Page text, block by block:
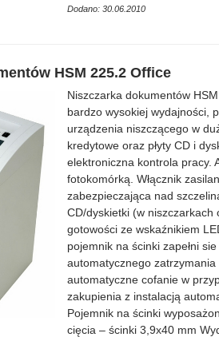
Dodano: 30.06.2010
HSM 225.2 Office
Niszczarka dokumentów
bardzo wysokiej wydajności,
urządzenia niszczącego w
kredytowe oraz płyty CD i
elektroniczna kontrola pracy.
fotokomórką. Włącznik
zabezpieczająca nad
CD/dyskietki (w
gotowości ze wskaźnikiem
pojemnik na ścinki zapełni
automatycznego
automatyczne cofanie w
zakupienia z instalacją
Pojemnik na ścinki
cięcia – ścinki 3,9x40 mm